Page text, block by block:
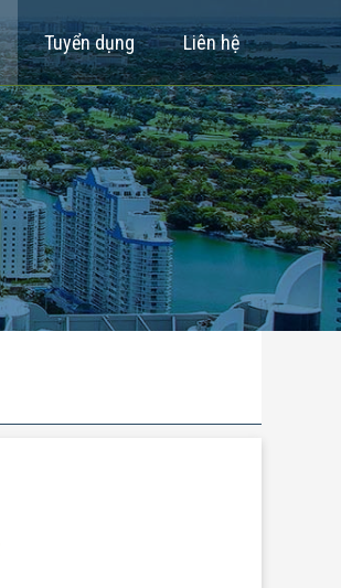
Tuyển dụng Liên hệ